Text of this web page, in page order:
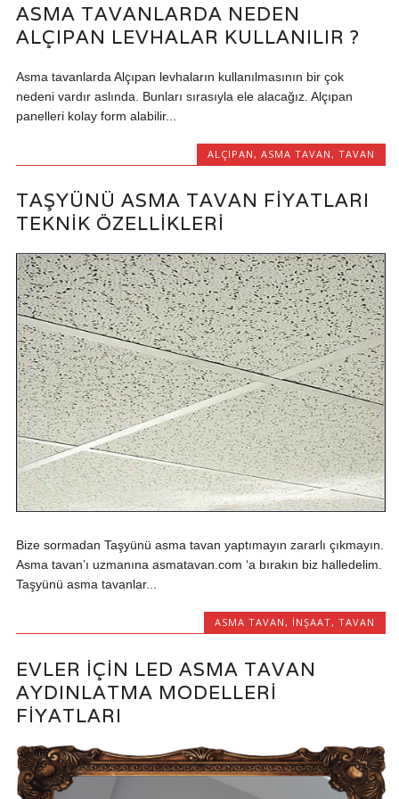
ASMA TAVANLARDA NEDEN
ALÇIPAN LEVHALAR KULLANILIR ?
Asma tavanlarda Alçıpan levhaların kullanılmasının bir çok
nedeni vardır aslında. Bunları sırasıyla ele alacağız. Alçıpan
panelleri kolay form alabilir...
ALÇIPAN , ASMA TAVAN , TAVAN
TAŞYÜNÜ ASMA TAVAN FIYATLARI
TEKNIK ÖZELLIKLERI
Bize sormadan Taşyünü asma tavan yaptımayın zararlı çıkmayın.
Asma tavan’ı uzmanına asmatavan.com ‘a bırakın biz halledelim.
Taşyünü asma tavanlar...
ASMA TAVAN, INŞAAT, TAVAN
EVLER IÇIN LED ASMA TAVAN
AYDINLATMA MODELLERI
FIYATLARI